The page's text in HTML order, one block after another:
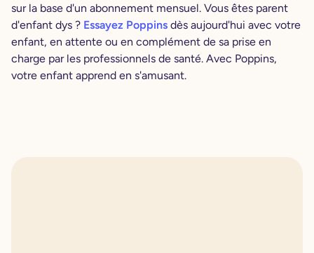
sur la base d'un abonnement mensuel. Vous êtes parent
d'enfant dys ? Essayez Poppins dès aujourd'hui avec votre
enfant, en attente ou en complément de sa prise en
charge par les professionnels de santé. Avec Poppins,
votre enfant apprend en s'amusant.